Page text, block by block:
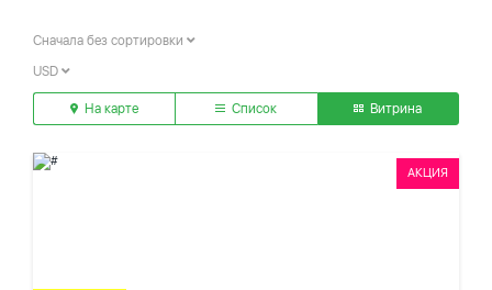
Сначала без сортировки
USD
На карте Список Витрина
АКЦИЯ